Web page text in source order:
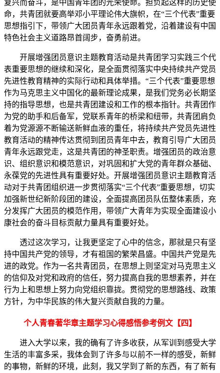
复兴而奋斗，是中国青年团的光荣使命。担负起这样的历史使
命，共青团就要高举邓小平理论伟大旗帜，在“三个代表”重要
思想指引下，带领广大团员青年永远跟着党，沿着建设有中国
特色社会主义道路昂首阔步，奋勇前进。
开展增强团员意识主题教育活动是共青团学习实践三个代
表重要思想的继续和深化，是全面贯彻落实中央持续共产党员
先进性教育精神的实际行动和具体举措。“三个代表”重要思想
作为马克思主义中国化的最新理论成果，是我们党务必长期坚
持的指导思想，也是共青团建设和工作的根本指针。共青团作
为党的助手和后备军，党联系青年的桥梁和纽带，共青团肩负
着为党源源不断输送新鲜血液的重任，将持续共产党员先进性
教育活动的精神传达贯彻到团员青年中去，教育引导广大团员
青年永远跟党走，这是共青团的神圣职责。增强团员的政治意
识、组织意识和模范意识，对巩固和扩大党的青年群众基础、
永葆党的先进性具有重要好处。开展增强团员意识主题教育活
动对于共青团组织进一步贯彻落实“三个代表”重要思想，切实
加强新世纪新阶段团的建设，全面提高团员队伍整体素质，充
分发挥广大团员的模范作用，带领广大青年为实现全面建设小
康社会的奋斗目标贡献力量具有重要好处。
透过这次学习，让我更坚定了心中的信念，那就是只有坚
持中国共产党的领导，才有祖国的繁荣昌盛。中国共产党是先
进的政党。作为一名共青团员，在思想上则坚定对马克思主义
的信仰及对党和政府的信任，努力提高自我的思想素养，并在
行为上和思想上努力向党组织靠拢。贯彻党的思想路线、政策
方针，为中华民族的伟大复兴贡献自我的力量。
个人青春著华章主题学习心得感悟参考例文【四】
进入大学以来，我的确有了许多收获，从军训到感受大学
生活的丰富多采，我体会到了许多与以前不一样的感受，新鲜
的事物，新鲜的环境，此刻，我又学到了新的东西，有了新有